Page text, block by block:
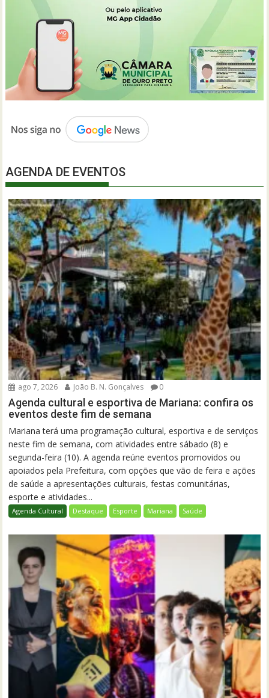
AGENDA DE EVENTOS
ago 7, 2026 João B. N. Gonçalves 0
Agenda cultural e esportiva de Mariana: confira os
eventos deste fim de semana
Mariana terá uma programação cultural, esportiva e de serviços
neste fim de semana, com atividades entre sábado (8) e
segunda-feira (10). A agenda reúne eventos promovidos ou
apoiados pela Prefeitura, com opções que vão de feira e ações
de saúde a apresentações culturais, festas comunitárias,
esporte e atividades...
Agenda Cultural Destaque Esporte Mariana Saúde